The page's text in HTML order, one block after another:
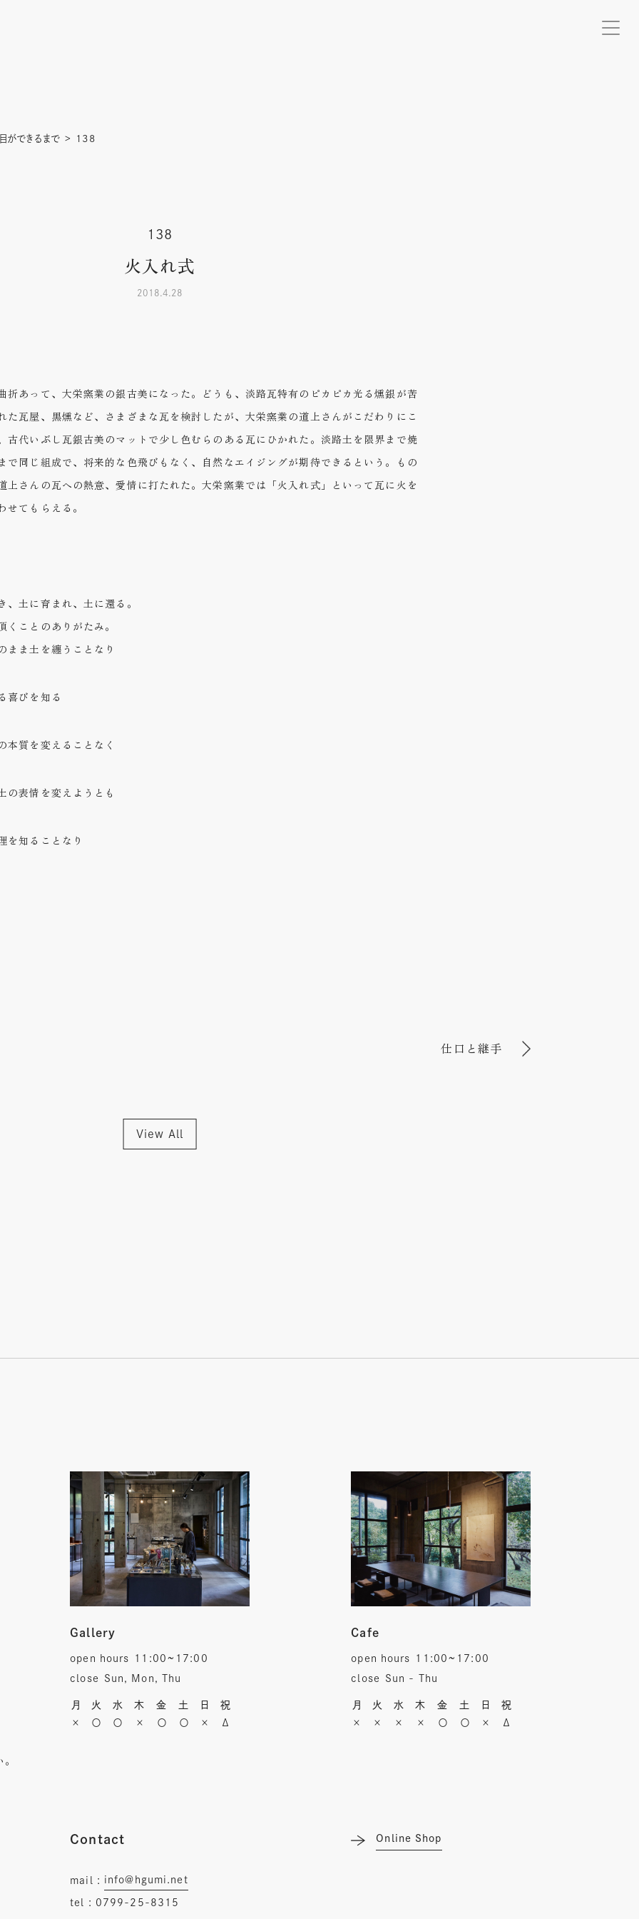
ができるまで 138
138
火入れ式
2018.4.28
折あって、大栄窯業の銀古美になった。どうも、淡路瓦特有のピカピカ光る燻銀が苦
た瓦屋、黒燻など、さまざまな瓦を検討したが、大栄窯業の道上さんがこだわりにこ
古代いぶし瓦銀古美のマットで少し色むらのある瓦にひかれた。淡路土を限界まで焼
で同じ組成で、将来的な色飛びもなく、自然なエイジングが期待できるという。もの
上さんの瓦への熱意、愛情に打たれた。大栄窯業では「火入れ式」といって瓦に火を
てもらえる。
、土に育まれ、土に還る。
ことのありがたみ。
まま土を纏うことなり
喜びを知る
本質を変えることなく
の表情を変えようとも
を知ることなり
View All
仕口と継手
Gallery
open hours
11:00~17:00
close
Sun, Mon, Thu
月 火 水 木 金 土 日
祝
×
〇 〇 × 〇 〇 × Δ
Cafe
open hours
11:00~17:00
close
Sun - Thu
月 火 水 木 金 土 日
祝
×
× × × 〇 〇 × Δ
Contact
mail : info@hgumi.net
tel : 0799-25-8315
Online Shop